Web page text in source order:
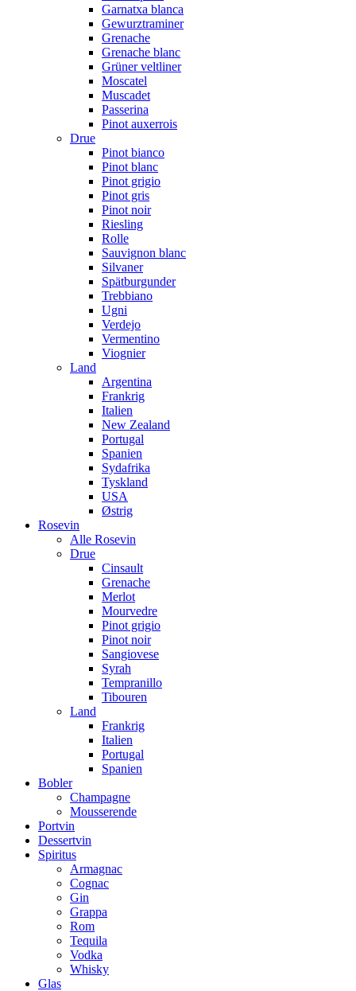
Garnatxa blanca
Gewurztraminer
Grenache
Grenache blanc
Grüner veltliner
Moscatel
Muscadet
Passerina
Pinot auxerrois
Drue
Pinot bianco
Pinot blanc
Pinot grigio
Pinot gris
Pinot noir
Riesling
Rolle
Sauvignon blanc
Silvaner
Spätburgunder
Trebbiano
Ugni
Verdejo
Vermentino
Viognier
Land
Argentina
Frankrig
Italien
New Zealand
Portugal
Spanien
Sydafrika
Tyskland
USA
Østrig
Rosevin
Alle Rosevin
Drue
Cinsault
Grenache
Merlot
Mourvedre
Pinot grigio
Pinot noir
Sangiovese
Syrah
Tempranillo
Tibouren
Land
Frankrig
Italien
Portugal
Spanien
Bobler
Champagne
Mousserende
Portvin
Dessertvin
Spiritus
Armagnac
Cognac
Gin
Grappa
Rom
Tequila
Vodka
Whisky
Glas